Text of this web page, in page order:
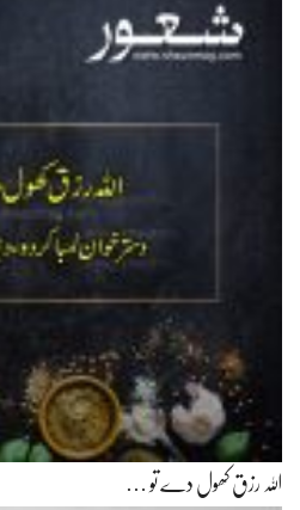
اللہ رزق کھول دے تو …